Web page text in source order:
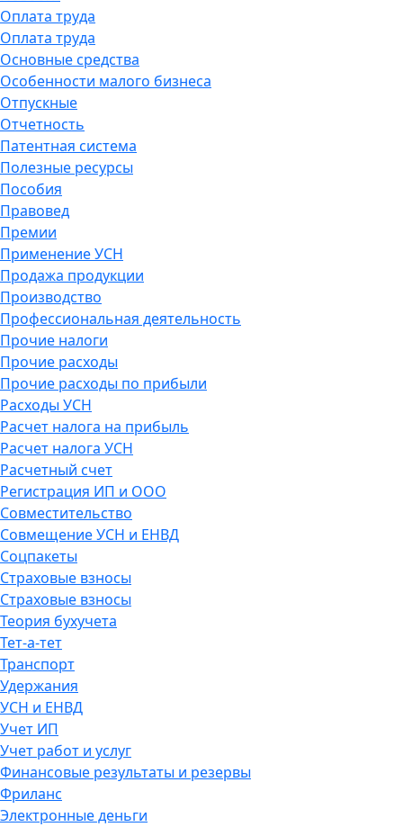
Оплата труда
Оплата труда
Основные средства
Особенности малого бизнеса
Отпускные
Отчетность
Патентная система
Полезные ресурсы
Пособия
Правовед
Премии
Применение УСН
Продажа продукции
Производство
Профессиональная деятельность
Прочие налоги
Прочие расходы
Прочие расходы по прибыли
Расходы УСН
Расчет налога на прибыль
Расчет налога УСН
Расчетный счет
Регистрация ИП и ООО
Совместительство
Совмещение УСН и ЕНВД
Соцпакеты
Страховые взносы
Страховые взносы
Теория бухучета
Тет-а-тет
Транспорт
Удержания
УСН и ЕНВД
Учет ИП
Учет работ и услуг
Финансовые результаты и резервы
Фриланс
Электронные деньги